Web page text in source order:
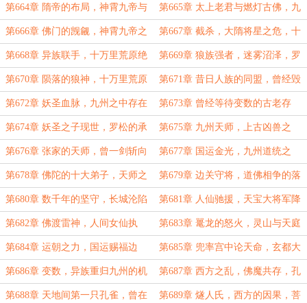
之乱，神霄帝君陨落！ 领，十万里荒原之变！
第664章 隋帝的布局，神霄九帝与
太乙救苦天尊，玄都劝斗！
第665章 太上老君与燃灯古佛，九
州是个局，仙神皆入陷！
第666章 佛门的觊觎，神霄九帝之
威，天帝与王母！
第667章 截杀，大隋将星之危，十
万里荒原的异族！
第668章 异族联手，十万里荒原绝
境，神秘女子！
第669章 狼族强者，迷雾沼泽，罗
松决然赴死的意志！
第670章 陨落的狼神，十万里荒原
禁地，国运之力！
第671章 昔日人族的同盟，曾经毁
灭九州的灾劫，北方妖族！
第672章 妖圣血脉，九州之中存在
的变数，三界浩劫由来！
第673章 曾经等待变数的古老存
在，妖圣执念，生命禁区！
第674章 妖圣之子现世，罗松的承
诺，九州散修！
第675章 九州天师，上古凶兽之
威，引天雷落人间！
第676章 张家的天师，曾一剑斩向
西方，僧人拦路！
第677章 国运金光，九州道统之
争，异族的图谋！
第678章 佛陀的十大弟子，天师之
祖降临，人教赦令！
第679章 边关守将，道佛相争的落
幕，边关告急！
第680章 数千年的坚守，长城沦陷
之日，西域大军！
第681章 人仙驰援，天宝大将军降
临边关，西域之殇！
第682章 佛渡雷神，人间女仙执
剑，佛陀也要低眉，灵山出手！
第683章 鼍龙的怒火，灵山与天庭
的约定，天帝落目人间！
第684章 运朝之力，国运赐福边
关，如来闭关，老君警告！
第685章 兜率宫中论天命，玄都大
法师的猜测，群仙大会！
第686章 变数，异族重归九州的机
会，妖圣后裔与巫族后裔！
第687章 西方之乱，佛魔共存，孔
雀大明王的存在！
第688章 天地间第一只孔雀，曾在 第689章 燧人氏，西方的因果，菩